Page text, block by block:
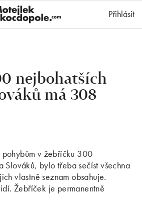
Přihlásit
nejbohatších
má 308
v žebříčku 300
Slováků, bylo třeba sečíst všechna
vlastně seznam obsahuje.
Žebříček je permanentně